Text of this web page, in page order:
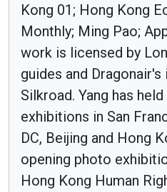
Kong 01; Hong Kong
Monthly; Ming Pao;
work is licensed by
guides and
Silkroad. Yang has
exhibitions in San
DC, Beijing and Hong
opening photo
Hong Kong Human